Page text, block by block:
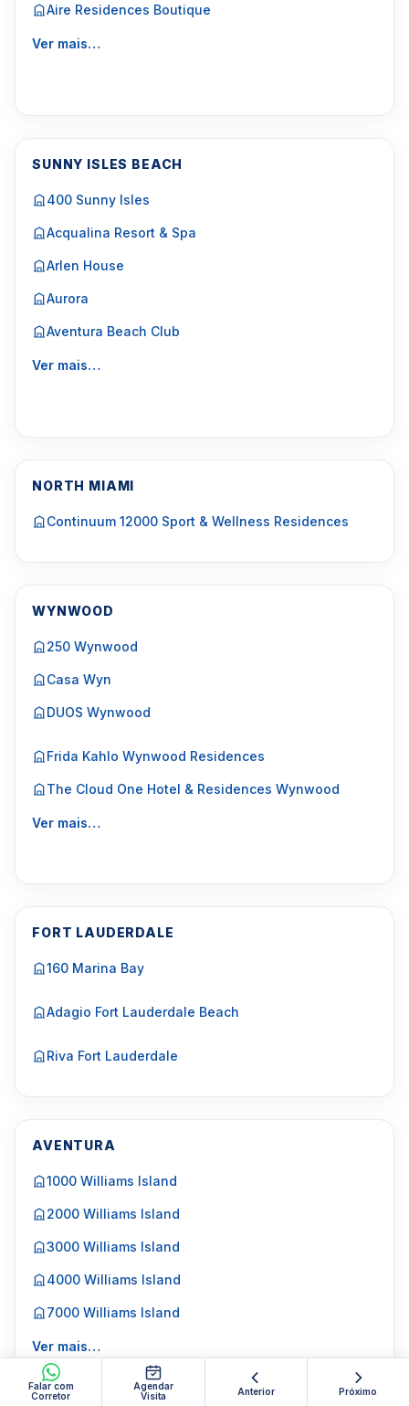
Falar com
Corretor
Agendar
Visita
Anterior Próximo
Aire Residences Boutique
Ver mais…
SUNNY ISLES BEACH
400 Sunny Isles
Acqualina Resort & Spa
Arlen House
Aurora
Aventura Beach Club
Ver mais…
NORTH MIAMI
Continuum 12000 Sport & Wellness Residences
WYNWOOD
250 Wynwood
Casa Wyn
DUOS Wynwood
Frida Kahlo Wynwood Residences
The Cloud One Hotel & Residences Wynwood
Ver mais…
FORT LAUDERDALE
160 Marina Bay
Adagio Fort Lauderdale Beach
Riva Fort Lauderdale
AVENTURA
1000 Williams Island
2000 Williams Island
3000 Williams Island
4000 Williams Island
7000 Williams Island
Ver mais…